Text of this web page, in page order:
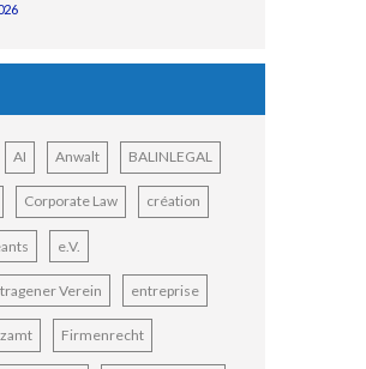
AI Anwalt BALINLEGAL
Corporate Law création
e.V.
Verein entreprise
Firmenrecht